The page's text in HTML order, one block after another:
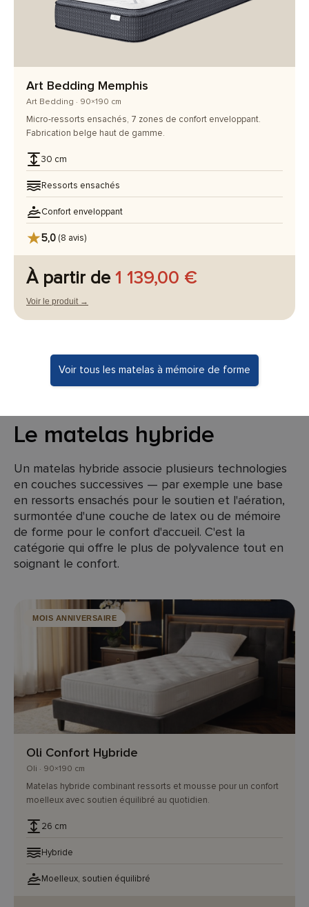
Art Bedding Memphis
Art Bedding · 90×190 cm
Micro-ressorts ensachés, 7 zones de confort enveloppant.
Fabrication belge haut de gamme.
30 cm
Ressorts ensachés
Confort enveloppant
5,0 (8 avis)
À partir de 1 139,00 €
Voir le produit →
Voir tous les matelas à mémoire de forme
Le matelas hybride
Un matelas hybride associe plusieurs technologies
en couches successives — par exemple une base
en ressorts ensachés pour le soutien et l'aération,
surmontée d'une couche de latex ou de mémoire
de forme pour le confort d'accueil. C'est la
catégorie qui offre le plus de polyvalence tout en
soignant le confort.
MOIS ANNIVERSAIRE
Oli Confort Hybride
Oli · 90×190 cm
Matelas hybride combinant ressorts et mousse pour un confort
moelleux avec soutien équilibré au quotidien.
26 cm
Hybride
Moelleux, soutien équilibré